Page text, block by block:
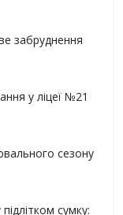
забруднення
у ліцеї №21
сезону
сумку: